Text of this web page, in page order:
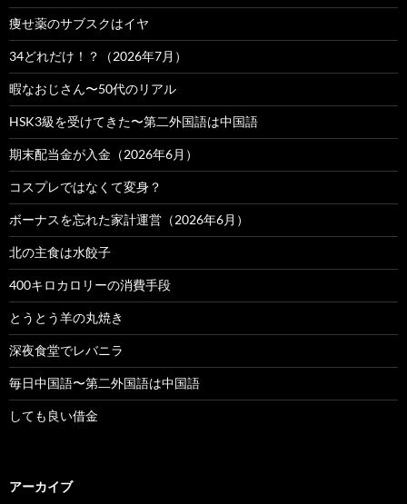
痩せ薬のサブスクはイヤ
34どれだけ！？（2026年7月）
暇なおじさん〜50代のリアル
HSK3級を受けてきた〜第二外国語は中国語
期末配当金が入金（2026年6月）
コスプレではなくて変身？
ボーナスを忘れた家計運営（2026年6月）
北の主食は水餃子
400キロカロリーの消費手段
とうとう羊の丸焼き
深夜食堂でレバニラ
毎日中国語〜第二外国語は中国語
しても良い借金
アーカイブ